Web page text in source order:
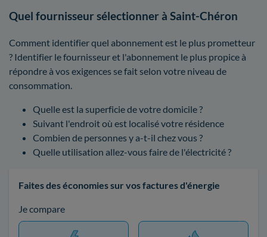
Quel fournisseur sélectionner à Saint-Chéron
Comment identifier quel abonnement est le plus prometteur
? Identifier le fournisseur et l'abonnement le plus propice à
répondre à vos exigences se fait selon votre niveau de
consommation.
Quelle est la superficie de votre domicile ?
Suivant l'endroit où est localisé votre résidence
Combien de personnes y a-t-il chez vous ?
Quelle utilisation allez-vous faire de l'électricité ?
Faites des économies sur vos factures d'énergie
Je compare